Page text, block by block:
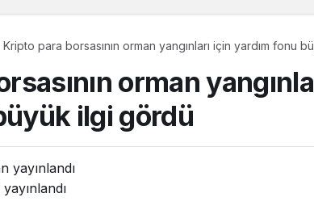
Kripto para borsasının orman
orman
ilgi gördü
yayınlandı
yayınlandı